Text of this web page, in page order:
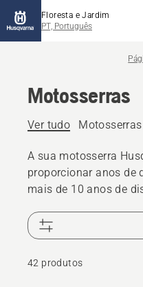
Floresta e Jardim
PT, Português
Motosserras
Ver tudo
A sua motosserra
proporcionar anos de
mais de 10 anos de
revendedores em
precisar de
42 produtos